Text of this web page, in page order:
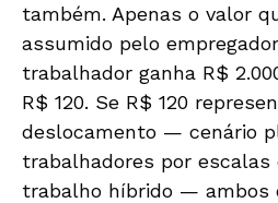
também. Apenas o valor
assumido pelo
trabalhador ganha R$
R$ 120. Se R$ 120
deslocamento — cenário
trabalhadores por escalas
trabalho híbrido — ambos